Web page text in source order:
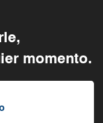
momento.